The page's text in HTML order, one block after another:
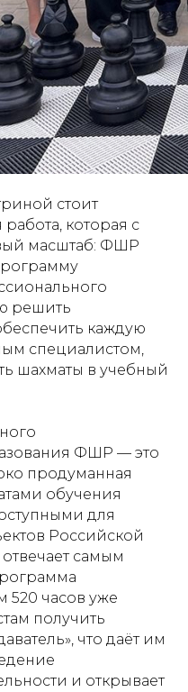
стоит
которая с
масштаб: ФШР
решить
каждую
специалистом,
шахматы в учебный
ФШР — это
продуманная
обучения
для
Российской
самым
520 часов уже
получить
что даёт им
и открывает